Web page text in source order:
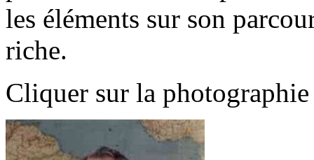
les éléments sur son
riche.
Cliquer sur la